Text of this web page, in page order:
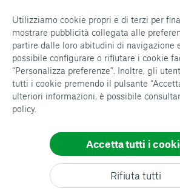
Utilizziamo cookie propri e di terzi per
mostrare pubblicità collegata alle
partire dalle loro abitudini di navigazione
possibile configurare o rifiutare i cookie
“Personalizza preferenze”. Inoltre, gli
tutti i cookie premendo il pulsante
ulteriori informazioni, è possibile
policy.
Rifiuta tutti
Accetta tutti i
Consenti tutti
CESENA – Sostegno a distanza
Via Padre Vicinio da Sarsina, 216
47521 Cesena
Tel.: 0547 360 811
Detrazioni e deduzioni fiscali sulle
come usufruirne
Whistleblowing Policy
Privacy policy
Cookie policy
Configurazione Cookies